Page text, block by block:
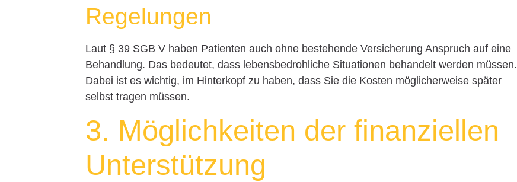
Regelungen
Laut § 39 SGB V haben Patienten auch ohne bestehende Versicherung Anspruch auf eine
Behandlung. Das bedeutet, dass lebensbedrohliche Situationen behandelt werden müssen.
Dabei ist es wichtig, im Hinterkopf zu haben, dass Sie die Kosten möglicherweise später
selbst tragen müssen.
3. Möglichkeiten der finanziellen
Unterstützung